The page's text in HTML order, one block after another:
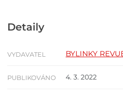
Detaily
VYDAVATEL BYLINKY
PUBLIKOVÁNO 4. 3. 2022